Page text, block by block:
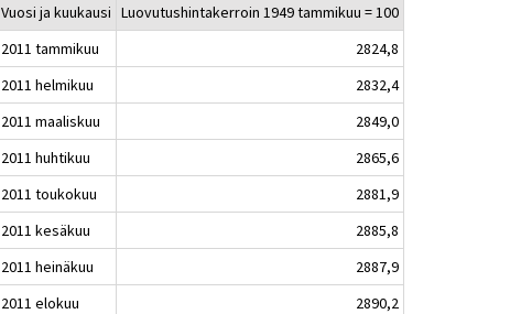
Vuosi ja kuukausi Luovutushintakerroin 1949 tammikuu = 100
2011 tammikuu
2824,8
2011 helmikuu
2832,4
2011 maaliskuu
2849,0
2011 huhtikuu
2865,6
2011 toukokuu
2881,9
2011 kesäkuu
2885,8
2011 heinäkuu
2887,9
2011 elokuu
2890,2